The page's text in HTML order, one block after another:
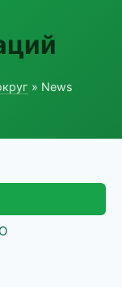
» News